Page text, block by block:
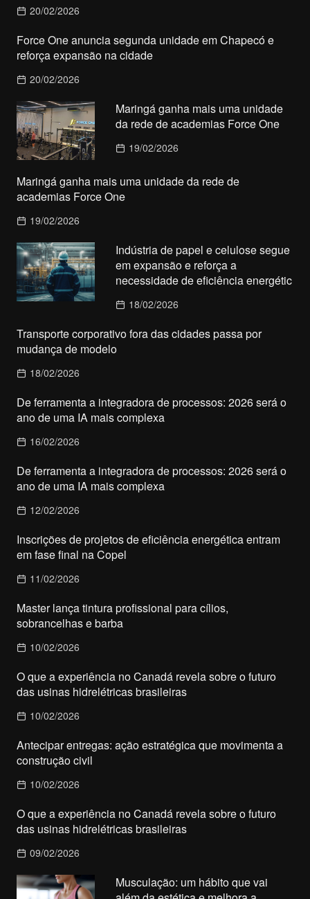
20/02/2026
Force One anuncia segunda unidade em Chapecó e
reforça expansão na cidade
20/02/2026
Maringá ganha mais uma unidade
da rede de academias Force One
19/02/2026
Maringá ganha mais uma unidade da rede de
academias Force One
19/02/2026
Indústria de papel e celulose segue
em expansão e reforça a
necessidade de eficiência energétic
18/02/2026
Transporte corporativo fora das cidades passa por
mudança de modelo
18/02/2026
De ferramenta a integradora de processos: 2026 será o
ano de uma IA mais complexa
16/02/2026
De ferramenta a integradora de processos: 2026 será o
ano de uma IA mais complexa
12/02/2026
Inscrições de projetos de eficiência energética entram
em fase final na Copel
11/02/2026
Master lança tintura profissional para cílios,
sobrancelhas e barba
10/02/2026
O que a experiência no Canadá revela sobre o futuro
das usinas hidrelétricas brasileiras
10/02/2026
Antecipar entregas: ação estratégica que movimenta a
construção civil
10/02/2026
O que a experiência no Canadá revela sobre o futuro
das usinas hidrelétricas brasileiras
09/02/2026
Musculação: um hábito que vai